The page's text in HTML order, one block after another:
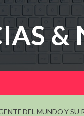
&
DEL MUNDO Y SU